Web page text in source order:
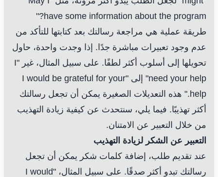
have some information about the program?"
طريقة عملية هي مراجعة رسالتك بعد كتابتها للتأكد من
عدم وجود تعبيرات مباشرة جدًا. إذا وجدت واحدة، حاول
تحويلها إلى أسلوب أكثر لطفًا. على سبيل المثال، غير "I
need your help" إلى "I would be grateful for your
help." هذه التعديلات الصغيرة يمكن أن تجعل رسالتك
أكثر تهذيبًا. فيما يلي، سنتحدث عن كيفية زيادة التهذيب
من خلال التعبير عن الامتنان.
التعبير عن الشكر لزيادة التهذيب
عند تقديم طلب، إضافة كلمات شكر يمكن أن تجعل
رسالتك تبدو أكثر صدقًا. على سبيل المثال، "I would